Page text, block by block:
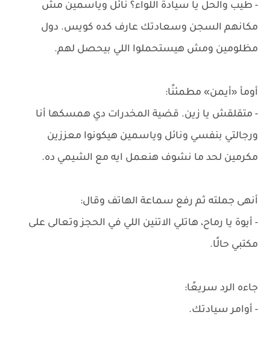
- طيب والحل يا سيادة اللواء؟ نائل وياسمين مش
مكانهم السجن وسعادتك عارف كده كويس. دول
مظلومين ومش هيستحملوا اللي بيحصل لهم.
أومأ «أيمن» مطمئنًا:
- متقلقش يا زين. قضية المخدرات دي همسكها أنا
ورجالتي بنفسي ونائل وياسمين هيكونوا معززين
مكرمين لحد ما نشوف هنعمل ايه مع الشيمي ده.
أنهى جملته ثم رفع سماعة الهاتف وقال:
- أيوة يا رماح، هاتلي الاتنين اللي في الحجز وتعالى على
مكتبي حالًا.
جاءه الرد سريعًا:
- أوامر سيادتك.